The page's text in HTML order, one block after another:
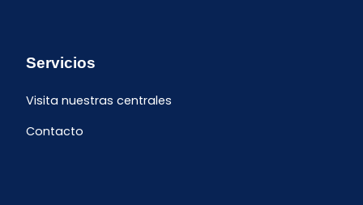
Servicios
Visita nuestras centrales
Contacto